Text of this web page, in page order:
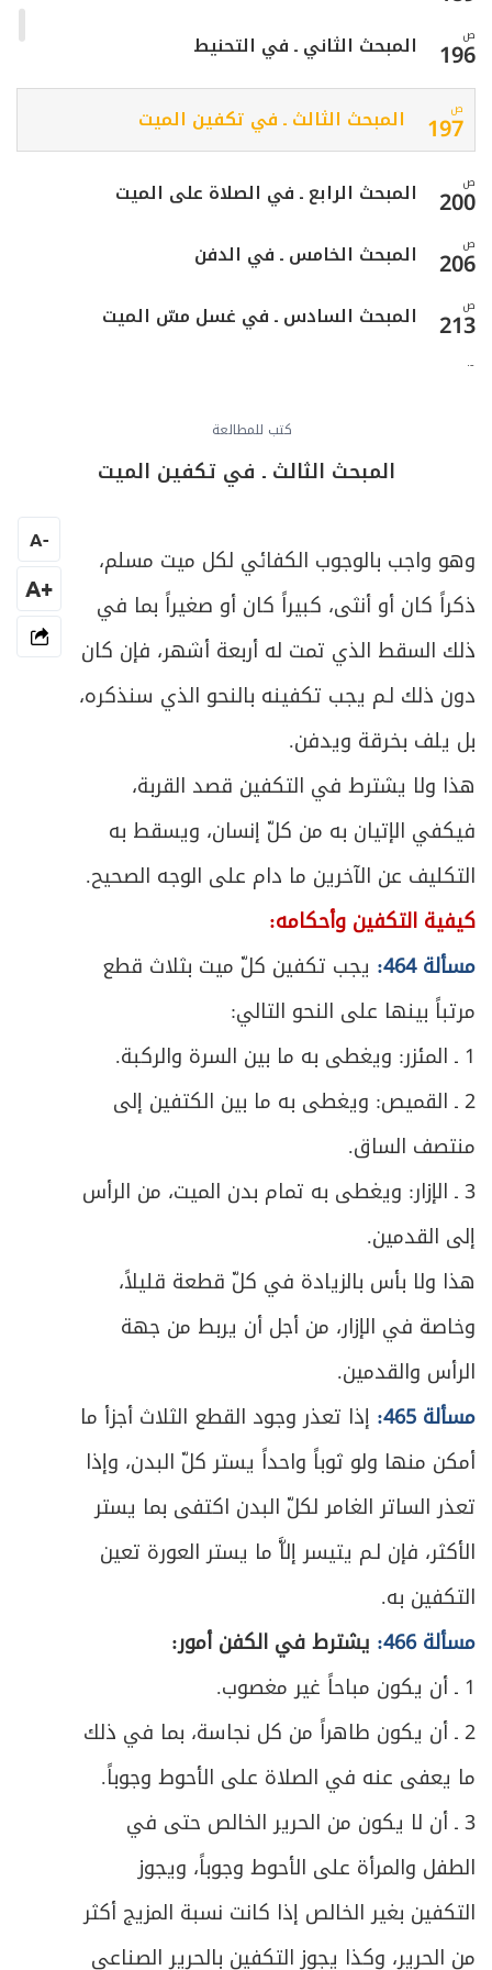
كتب للمطالعة
المبحث الثالث ـ في تكفين الميت
وهو واجب بالوجوب الكفائي لكل ميت مسلم،
ذكراً كان أو أنثى، كبيراً كان أو صغيراً بما في
ذلك السقط الذي تمت له أربعة أشهر، فإن كان
دون ذلك لـم يجب تكفينه بالنحو الذي سنذكره،
بل يلف بخرقة ويدفن.
هذا ولا يشترط في التكفين قصد القربة،
فيكفي الإتيان به من كلّ إنسان، ويسقط به
التكليف عن الآخرين ما دام على الوجه الصحيح.
كيفية التكفين وأحكامه:
مسألة 464:
يجب تكفين كلّ ميت بثلاث قطع
مرتباً بينها على النحو التالي:
1 ـ المئزر: ويغطى به ما بين السرة والركبة.
2 ـ القميص: ويغطى به ما بين الكتفين إلى
منتصف الساق.
3 ـ الإزار: ويغطى به تمام بدن الميت، من الرأس
إلى القدمين.
هذا ولا بأس بالزيادة في كلّ قطعة قليلاً،
وخاصة في الإزار، من أجل أن يربط من جهة
الرأس والقدمين.
مسألة 465:
إذا تعذر وجود القطع الثلاث أجزأ ما
أمكن منها ولو ثوباً واحداً يستر كلّ البدن، وإذا
تعذر الساتر الغامر لكلّ البدن اكتفى بما يستر
الأكثر، فإن لـم يتيسر إلاَّ ما يستر العورة تعين
التكفين به.
مسألة 466:
يشترط في الكفن أمور:
1 ـ أن يكون مباحاً غير مغصوب.
2 ـ أن يكون طاهراً من كل نجاسة، بما في ذلك
ما يعفى عنه في الصلاة على الأحوط وجوباً.
3 ـ أن لا يكون من الحرير الخالص حتى في
الطفل والمرأة على الأحوط وجوباً، ويجوز
التكفين بغير الخالص إذا كانت نسبة المزيج أكثر
من الحرير، وكذا يجوز التكفين بالحرير الصناعي
-
A
+A
ص
196 المبحث الثاني ـ في التحنيط
ص
197 المبحث الثالث ـ في تكفين الميت
ص
200 المبحث الرابع ـ في الصلاة على الميت
ص
206 المبحث الخامس ـ في الدفن
ص
213 المبحث السادس ـ في غسل مسّ الميت
ص
المبحث الأول ـ في مسوغات التيمم
221 المبحث الثالث ـ في شرائط التيمم
ص222 المبحث الرابع ـ في كيفية التيمم
223 المبحث الخامس ـ في أحكام التيمم
ص
229 الباب الثاني: في الصلاة
ص
230 هيئة الصلاة وصورتها العامة
235 الفصل الأول: في مقدمات الصلاة
ص
237 المبحث الأول ـ في أوقات الفرائض ونوافلها
246
ص250 في ما يُعفى عنه من النجاسة في الصلاة
ص المبحث الثالث ـ في مكان المصلي
267 المبحث الرابع ـ في الاستقبال
ص
269 المبحث الخامس ـ في القيام
ص273 الفصل الثاني - في أفعال الصلاة
275 أحكام الأذان والإقامة
ص
279 المبحث الأول ـ النية
ص
283 المبحث الثاني ـ تكبيرة الإحرام
284 المبحث الثالث ـ القراءة والذكر
ص
295 المبحث الرابع ـ الركوع
299 المبحث الخامس ـ السجود
ص
311 المبحث السادس ـ التشهد والتسليم
ص 317 الفصل الثالث: الخلل الواقع في الصلاة
320 المبحث الأول : منافيات الصلاة
ص
324 المبحث الثاني ـ الزيادة والنقصان